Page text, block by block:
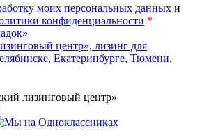
моих персональных данных и
конфиденциальности *
лизинговый центр»